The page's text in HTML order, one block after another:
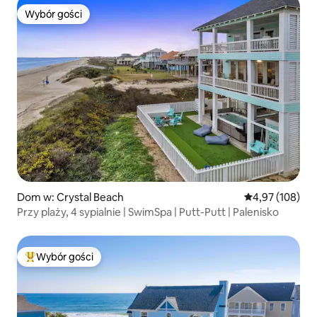
Wybór gości
Wybór gości
Dom w: Crystal Beach Średnia
4,97 (108)
Przy plaży, 4 sypialnie | SwimSpa | Putt-Putt | Palenisko
Najpopularniejsze z kategorii Wybór gości
Wybór gości